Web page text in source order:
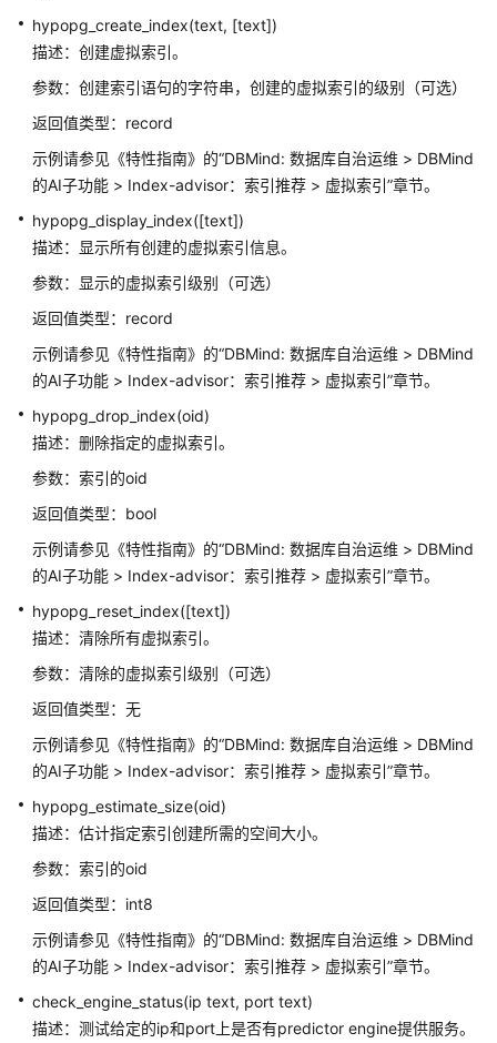
费
说
快
速
入
用
指
南
开
指
南
开
指
南
（分
式
_V2.0-
10.x）
开
发
指
（集
中
式
10.x）
hypopg_create_index(text, [text])
描述：创建虚拟索引。
参数：创建索引语句的字符串，创建的虚拟索引的级别（可选）
返回值类型：record
示例请参见《特性指南》的“DBMind: 数据库自治运维 > DBMind
的AI子功能 > Index-advisor：索引推荐 > 虚拟索引”章节。
hypopg_display_index([text])
描述：显示所有创建的虚拟索引信息。
参数：显示的虚拟索引级别（可选）
返回值类型：record
示例请参见《特性指南》的“DBMind: 数据库自治运维 > DBMind
的AI子功能 > Index-advisor：索引推荐 > 虚拟索引”章节。
hypopg_drop_index(oid)
描述：删除指定的虚拟索引。
参数：索引的oid
返回值类型：bool
示例请参见《特性指南》的“DBMind: 数据库自治运维 > DBMind
的AI子功能 > Index-advisor：索引推荐 > 虚拟索引”章节。
hypopg_reset_index([text])
描述：清除所有虚拟索引。
参数：清除的虚拟索引级别（可选）
返回值类型：无
示例请参见《特性指南》的“DBMind: 数据库自治运维 > DBMind
的AI子功能 > Index-advisor：索引推荐 > 虚拟索引”章节。
hypopg_estimate_size(oid)
描述：估计指定索引创建所需的空间大小。
参数：索引的oid
返回值类型：int8
示例请参见《特性指南》的“DBMind: 数据库自治运维 > DBMind
的AI子功能 > Index-advisor：索引推荐 > 虚拟索引”章节。
check_engine_status(ip text, port text)
描述：测试给定的ip和port上是否有predictor engine提供服务。